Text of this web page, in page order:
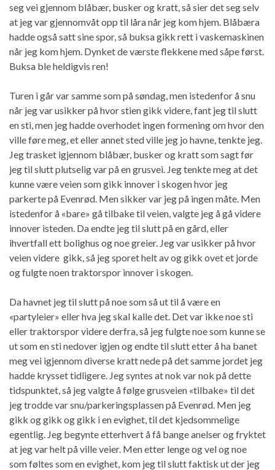
seg vei gjennom blåbær, busker og kratt, så sier det seg selv
at jeg var gjennomvåt opp til låra når jeg kom hjem. Blåbæra
hadde også satt sine spor, så buksa gikk rett i vaskemaskinen
når jeg kom hjem. Dynket de værste flekkene med såpe først.
Buksa ble heldigvis ren!
Turen i går var samme som på søndag, men istedenfor å snu
når jeg var usikker på hvor stien gikk videre, fant jeg til slutt
en sti, men jeg hadde overhodet ingen formening om hvor den
ville føre meg, et eller annet sted ville jeg jo havne, tenkte jeg.
Jeg trasket igjennom blåbær, busker og kratt som sagt før
jeg til slutt plutselig var på en grusvei. Jeg tenkte meg at det
kunne være veien som gikk innover i skogen hvor jeg
parkerte på Evenrød. Men sikker var jeg på ingen måte. Men
istedenfor å «bare» gå tilbake til veien, valgte jeg å gå videre
innover isteden. Da endte jeg til slutt på en gård, eller
ihvertfall ett bolighus og noe greier. Jeg var usikker på hvor
veien videre gikk, så jeg sporet helt av og gikk ovet et jorde
og fulgte noen traktorspor innover i skogen.
Da havnet jeg til slutt på noe som så ut til å være en
«partyleier» eller hva jeg skal kalle det. Det var ikke noe sti
eller traktorspor videre derfra, så jeg fulgte noe som kunne se
ut som en sti nedover igjen og endte til slutt etter å ha banet
meg vei igjennom diverse kratt nede på det samme jordet jeg
hadde krysset tidligere. Jeg syntes at nok var nok på dette
tidspunktet, så jeg valgte å følge grusveien «tilbake» til det
jeg trodde var snu/parkeringsplassen på Evenrød. Men jeg
gikk og gikk og gikk i en evighet, til det kjedsommelige
egentlig. Jeg begynte etterhvert å få bange anelser og fryktet
at jeg var helt på ville veier. Men etter lenge og vel og noe
som føltes som en evighet, kom jeg til slutt faktisk ut der jeg